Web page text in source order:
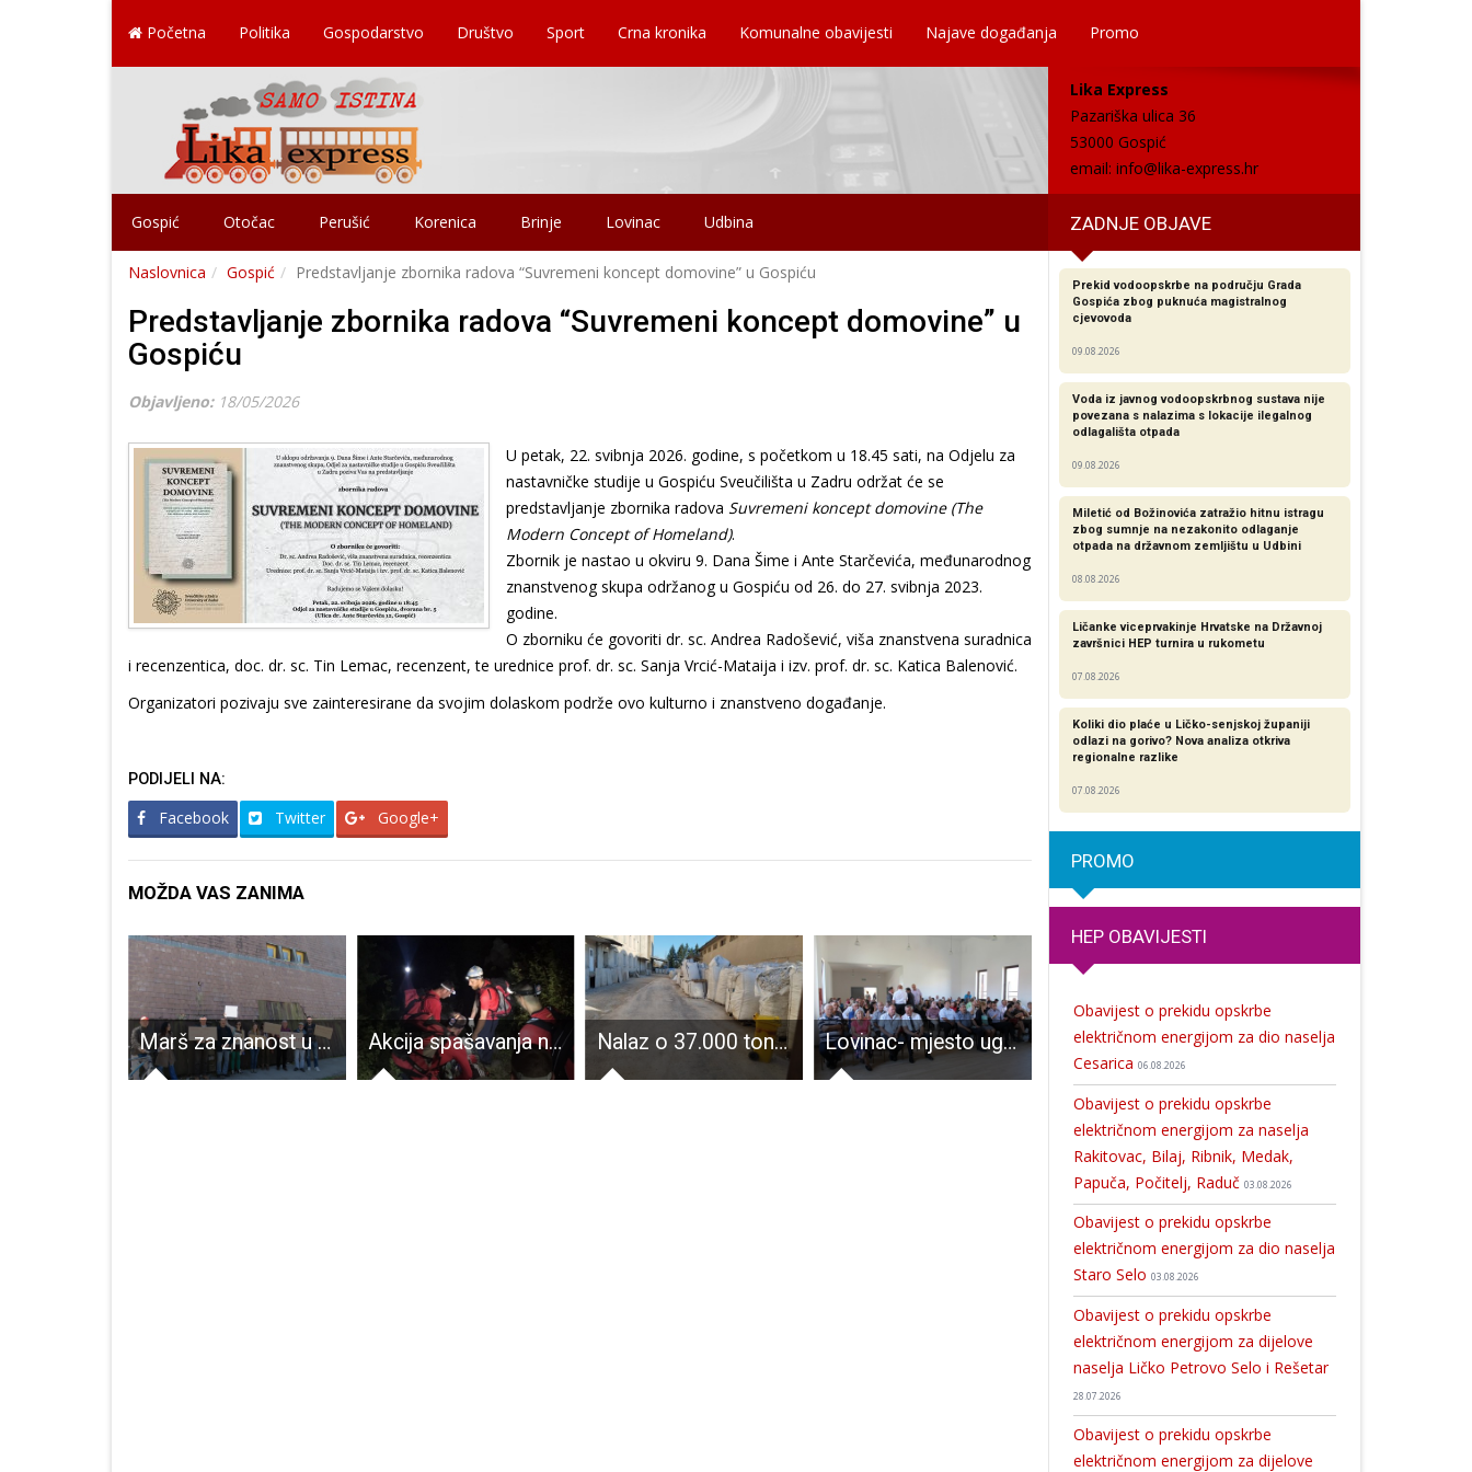
Početna Politika Gospodarstvo Društvo Sport Crna kronika Komunalne obavijesti Najave događanja Promo
Lika Express
Pazariška ulica 36
53000 Gospić
email: info@lika-express.hr
Gospić Otočac Perušić Korenica Brinje Lovinac Udbina ZADNJE OBJAVE
Naslovnica Gospić Predstavljanje zbornika radova “Suvremeni koncept domovine” u Gospiću
Predstavljanje zbornika radova “Suvremeni koncept domovine” u
Gospiću
Objavljeno: 18/05/2026
U petak, 22. svibnja 2026. godine, s početkom u 18.45 sati, na Odjelu za
nastavničke studije u Gospiću Sveučilišta u Zadru održat će se
predstavljanje zbornika radova Suvremeni koncept domovine (The
Modern Concept of Homeland).
Zbornik je nastao u okviru 9. Dana Šime i Ante Starčevića, međunarodnog
znanstvenog skupa održanog u Gospiću od 26. do 27. svibnja 2023.
godine.
O zborniku će govoriti dr. sc. Andrea Radošević, viša znanstvena suradnica
i recenzentica, doc. dr. sc. Tin Lemac, recenzent, te urednice prof. dr. sc. Sanja Vrcić-Mataija i izv. prof. dr. sc. Katica Balenović.
Organizatori pozivaju sve zainteresirane da svojim dolaskom podrže ovo kulturno i znanstveno događanje.
PODIJELI NA:
Facebook Twitter Google+
MOŽDA VAS ZANIMA
Marš za znanost u Perušiću Akcija spašavanja na Sjevernom Velebitu Nalaz o 37.000 tona otpada u Gospiću: Tlo teško onečišćeno uz rizik daljnjeg širenja Lovinac- mjesto ugodno za život Izaslanstvo Udruge “Marakana Gospić” odalo počast poginulim hrvatskim braniteljima
Prekid vodoopskrbe na području Grada
Gospića zbog puknuća magistralnog
cjevovoda
09.08.2026
Voda iz javnog vodoopskrbnog sustava nije
povezana s nalazima s lokacije ilegalnog
odlagališta otpada
09.08.2026
Miletić od Božinovića zatražio hitnu istragu
zbog sumnje na nezakonito odlaganje
otpada na državnom zemljištu u Udbini
08.08.2026
Ličanke viceprvakinje Hrvatske na Državnoj
završnici HEP turnira u rukometu
07.08.2026
Koliki dio plaće u Ličko-senjskoj županiji
odlazi na gorivo? Nova analiza otkriva
regionalne razlike​
07.08.2026
PROMO
HEP OBAVIJESTI
Obavijest o prekidu opskrbe
električnom energijom za dio naselja
Cesarica 06.08.2026
Obavijest o prekidu opskrbe
električnom energijom za naselja
Rakitovac, Bilaj, Ribnik, Medak,
Papuča, Počitelj, Raduč 03.08.2026
Obavijest o prekidu opskrbe
električnom energijom za dio naselja
Staro Selo 03.08.2026
Obavijest o prekidu opskrbe
električnom energijom za dijelove
naselja Ličko Petrovo Selo i Rešetar
28.07.2026
Obavijest o prekidu opskrbe
električnom energijom za dijelove